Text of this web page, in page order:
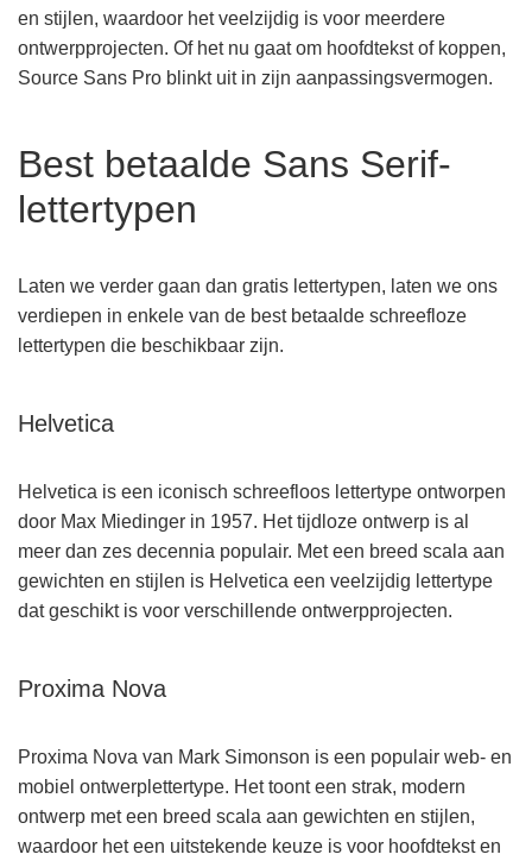
en stijlen, waardoor het veelzijdig is voor meerdere
ontwerpprojecten. Of het nu gaat om hoofdtekst of koppen,
Source Sans Pro blinkt uit in zijn aanpassingsvermogen.
Best betaalde Sans Serif-
lettertypen
Laten we verder gaan dan gratis lettertypen, laten we ons
verdiepen in enkele van de best betaalde schreefloze
lettertypen die beschikbaar zijn.
Helvetica
Helvetica is een iconisch schreefloos lettertype ontworpen
door Max Miedinger in 1957. Het tijdloze ontwerp is al
meer dan zes decennia populair. Met een breed scala aan
gewichten en stijlen is Helvetica een veelzijdig lettertype
dat geschikt is voor verschillende ontwerpprojecten.
Proxima Nova
Proxima Nova van Mark Simonson is een populair web- en
mobiel ontwerplettertype. Het toont een strak, modern
ontwerp met een breed scala aan gewichten en stijlen,
waardoor het een uitstekende keuze is voor hoofdtekst en